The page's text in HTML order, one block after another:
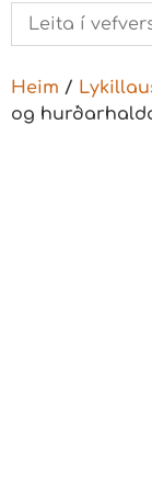
Heim /
og